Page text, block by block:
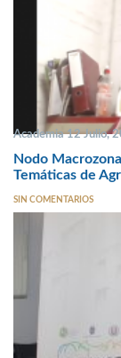
Academia 12 Julio,
Nodo
Temáticas de
SIN COMENTARIOS